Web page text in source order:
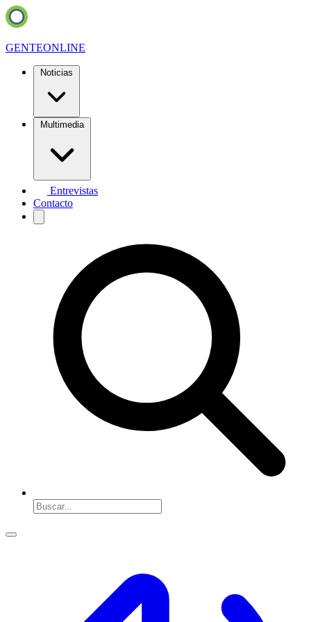
GENTEONLINE
Noticias
Multimedia
Entrevistas
Contacto